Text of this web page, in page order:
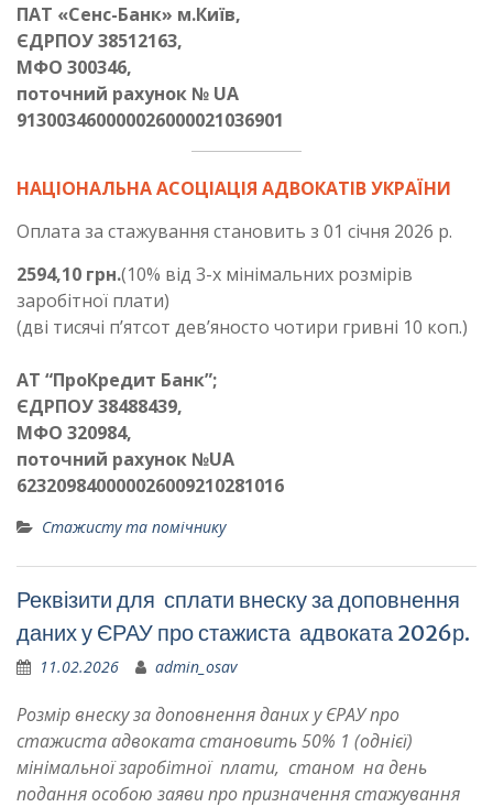
ПАТ «Сенс-Банк» м.Київ,
ЄДРПОУ 38512163,
МФО 300346,
поточний рахунок № UA
913003460000026000021036901
НАЦІОНАЛЬНА АСОЦІАЦІЯ АДВОКАТІВ УКРАЇНИ
Оплата за стажування становить з 01 січня 2026 р.
2594,10 грн.(10% від 3-х мінімальних розмірів
заробітної плати)
(дві тисячі п’ятсот дев’яносто чотири гривні 10 коп.)
АТ “ПроКредит Банк”;
ЄДРПОУ 38488439,
МФО 320984,
поточний рахунок №UA
623209840000026009210281016
Стажисту та помічнику
Реквізити для сплати внеску за доповнення
даних у ЄРАУ про стажиста адвоката 2026р.
11.02.2026 admin_osav
Розмір внеску за доповнення даних у ЄРАУ про
стажиста адвоката становить 50% 1 (однієї)
мінімальної заробітної плати, станом на день
подання особою заяви про призначення стажування